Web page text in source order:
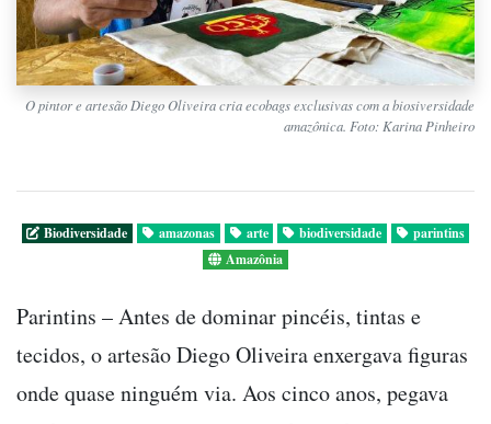
O pintor e artesão Diego Oliveira cria ecobags exclusivas com a biosiversidade
amazônica. Foto: Karina Pinheiro
Biodiversidade amazonas arte biodiversidade
parintins
Amazônia
Parintins – Antes de dominar pincéis, tintas e
tecidos, o artesão Diego Oliveira enxergava figuras
onde quase ninguém via. Aos cinco anos, pegava